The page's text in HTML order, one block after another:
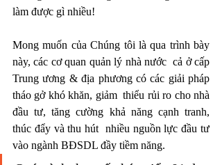
làm được gì nhiều!
Mong muốn của Chúng tôi là qua trình bày
này, các cơ quan quản lý nhà nước  cả ở cấp
Trung ương & địa phương có các giải pháp
tháo gở khó khăn, giảm  thiểu rủi ro cho nhà
đầu tư, tăng cường khả năng cạnh tranh,
thúc đẩy và thu hút  nhiều nguồn lực đầu tư
vào ngành BĐSDL đầy tiềm năng.